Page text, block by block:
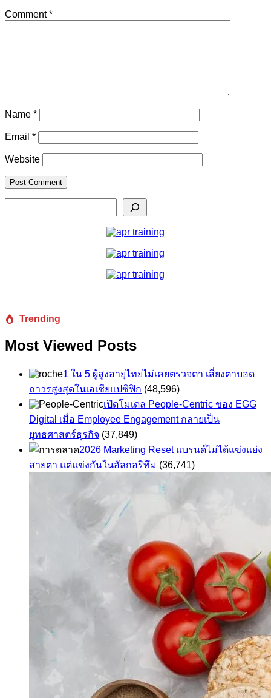
Comment*
Name *
Email *
Website
Trending
Most Viewed Posts
1 ใน 5 ผู้สูงอายุไทยไม่เคยตรวจตา เสี่ยงตาบอด
ถาวรสูงสุดในเอเชียแปซิฟิก (48,596)
เปิดโมเดล People-Centric ของ EGG
Digital เมื่อ Employee Engagement กลายเป็น
ยุทธศาสตร์ธุรกิจ (37,849)
2026 Marketing Reset แบรนด์ไม่ได้แข่งแย่ง
สายตา แต่แข่งกันในอัลกอริทึม (36,741)